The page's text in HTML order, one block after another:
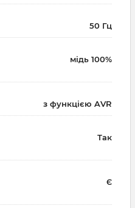
50 Гц
мідь 100%
з функцією AVR
Так
Є